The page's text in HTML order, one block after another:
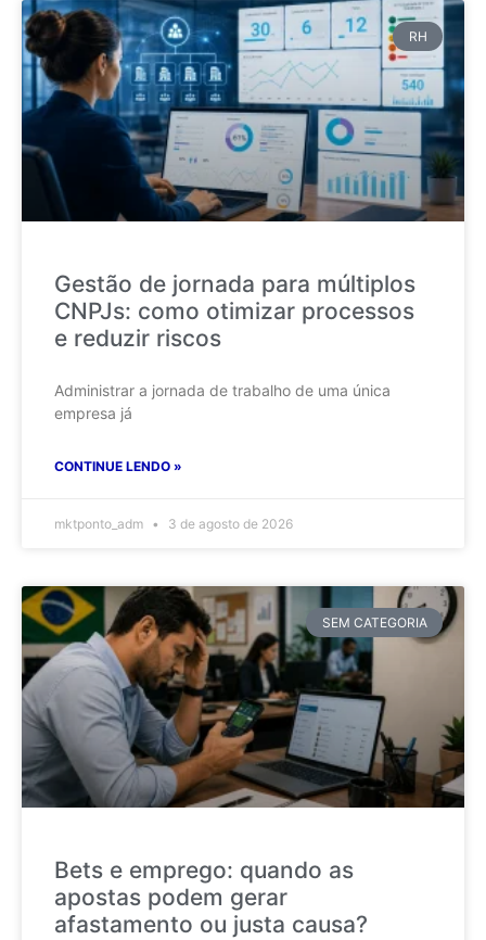
RH
Gestão de jornada para múltiplos
CNPJs: como otimizar processos
e reduzir riscos
Administrar a jornada de trabalho de uma única
empresa já
CONTINUE LENDO »
mktponto_adm 3 de agosto de 2026
SEM CATEGORIA
Bets e emprego: quando as
apostas podem gerar
afastamento ou justa causa?